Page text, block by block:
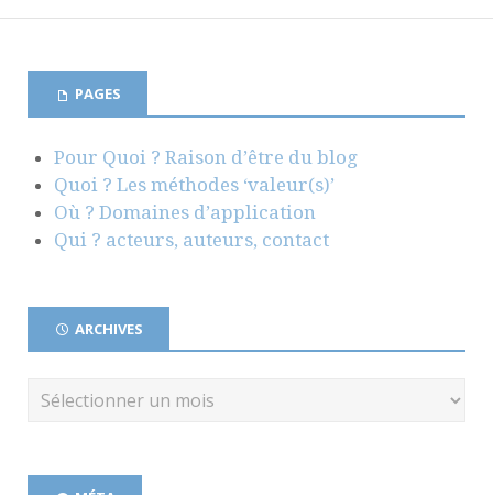
PAGES
Pour Quoi ? Raison d’être du blog
Quoi ? Les méthodes ‘valeur(s)’
Où ? Domaines d’application
Qui ? acteurs, auteurs, contact
ARCHIVES